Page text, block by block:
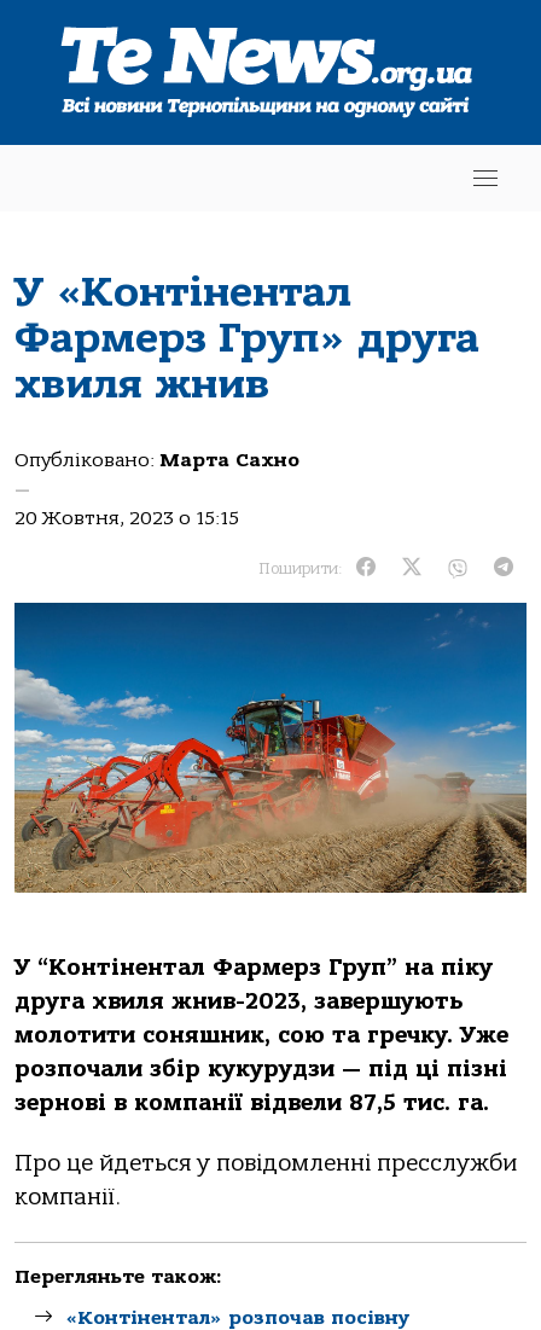
У «Контінентал
Фармерз Груп» друга
хвиля жнив
Опубліковано: Марта Сахно
—
20 Жовтня, 2023 о 15:15
Поширити:
У “Контінентал Фармерз Груп” на піку
друга хвиля жнив-2023, завершують
молотити соняшник, сою та гречку. Уже
розпочали збір кукурудзи — під ці пізні
зернові в компанії відвели 87,5 тис. га.
Про це йдеться у повідомленні пресслужби
компанії.
Перегляньте також:
«Контінентал» розпочав посівну